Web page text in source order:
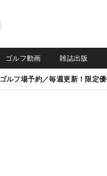
ゴルフ動画 雑誌出版
ゴルフ場予約／毎週更新！限定